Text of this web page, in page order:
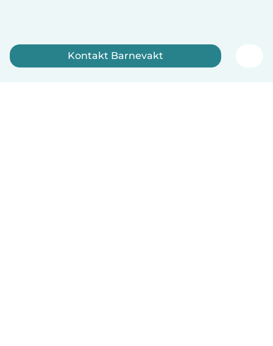
Kontakt Barnevakt